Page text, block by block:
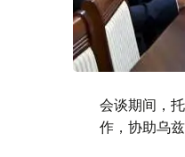
会谈期间，
作，协助乌